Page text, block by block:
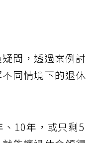
問，透過案例討
同情境下的退休
10年，或只剩5